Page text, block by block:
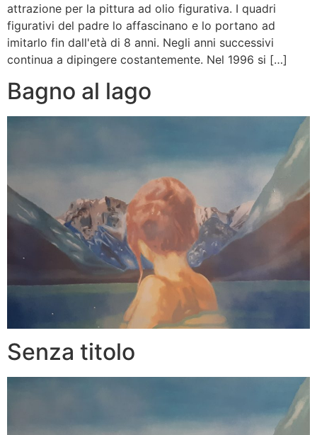
attrazione per la pittura ad olio figurativa. I quadri
figurativi del padre lo affascinano e lo portano ad
imitarlo fin dall'età di 8 anni. Negli anni successivi
continua a dipingere costantemente. Nel 1996 si […]
Bagno al lago
Senza titolo